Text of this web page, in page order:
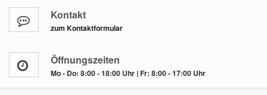
Kontakt
zum Kontaktformular
Öffnungszeiten
Mo - Do: 8:00 - 18:00 Uhr | Fr: 8:00 - 17:00 Uhr